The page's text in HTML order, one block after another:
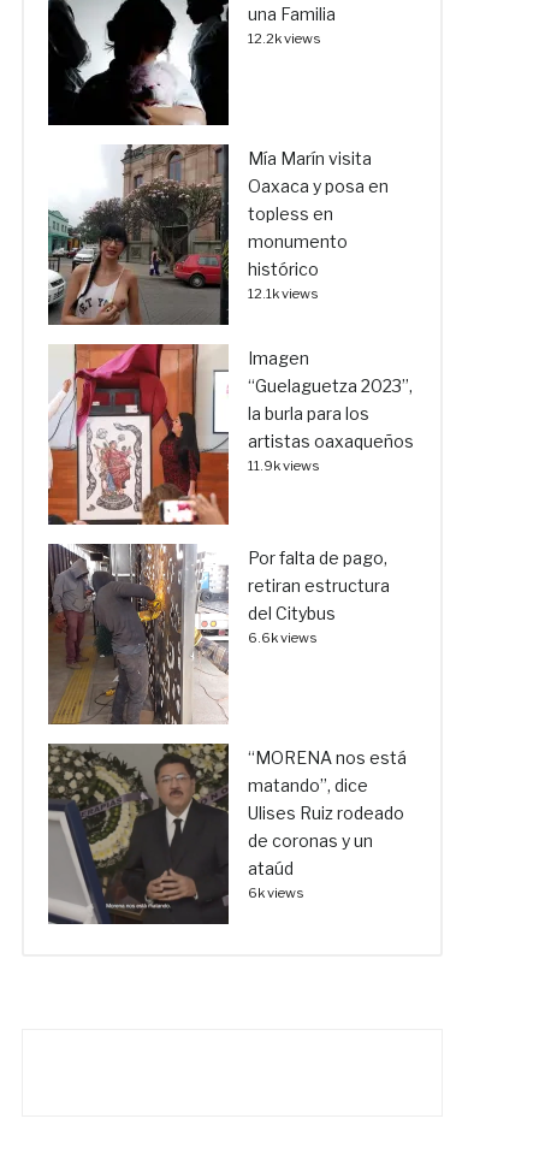
una Familia
12.2k views
Mía Marín visita
Oaxaca y posa en
topless en
monumento
histórico
12.1k views
Imagen
“Guelaguetza 2023”,
la burla para los
artistas oaxaqueños
11.9k views
Por falta de pago,
retiran estructura
del Citybus
6.6k views
“MORENA nos está
matando”, dice
Ulises Ruiz rodeado
de coronas y un
ataúd
6k views